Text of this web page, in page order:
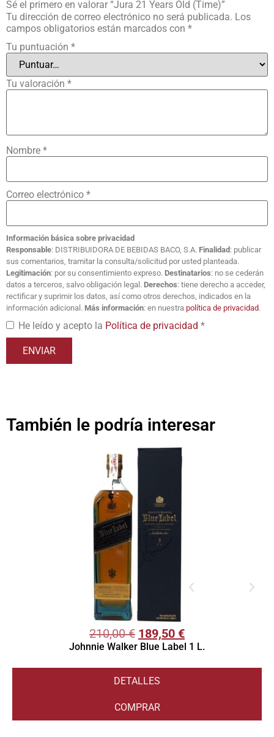
Sé el primero en valorar “Jura 21 Years Old (Time)”
Tu dirección de correo electrónico no será publicada. Los
campos obligatorios están marcados con *
Tu puntuación *
Tu valoración *
Nombre *
Correo electrónico *
Información básica sobre privacidad
Responsable: DISTRIBUIDORA DE BEBIDAS BACO, S.A. Finalidad : publicar
sus comentarios, tramitar la consulta/solicitud por usted planteada.
Legitimación: por su consentimiento expreso. Destinatarios: no se cederán
datos a terceros, salvo obligación legal. Derechos: tiene derecho a acceder,
rectificar y suprimir los datos, así como otros derechos, indicados en la
información adicional. Más información: en nuestra política de privacidad.
He leído y acepto la Política de privacidad *
También le podría interesar
210,00€ 189,50 €
Johnnie Walker Blue Label 1 L.
DETALLES
COMPRAR